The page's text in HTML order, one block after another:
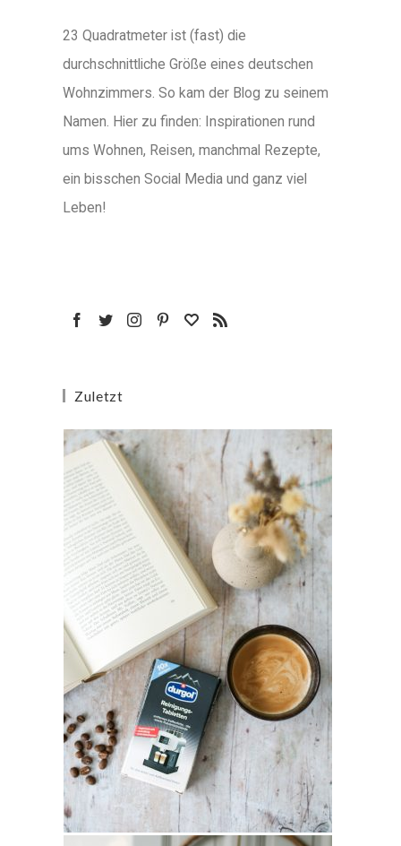
23 Quadratmeter ist (fast) die
durchschnittliche Größe eines deutschen
Wohnzimmers. So kam der Blog zu seinem
Namen. Hier zu finden: Inspirationen rund
ums Wohnen, Reisen, manchmal Rezepte,
ein bisschen Social Media und ganz viel
Leben!
Zuletzt